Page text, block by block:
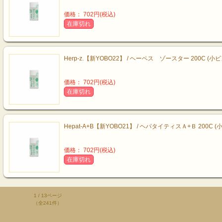
価格： 702円(税込)
在庫切れ
Herp-z.【新YOBO22】 / ヘーペス ゾースター 200C (小ビ
価格： 702円(税込)
在庫切れ
Hepat-A+B【新YOBO21】 / ヘパタイティスＡ+Ｂ 200C (
価格： 702円(税込)
在庫切れ
1 / 13ページ
（全241件）